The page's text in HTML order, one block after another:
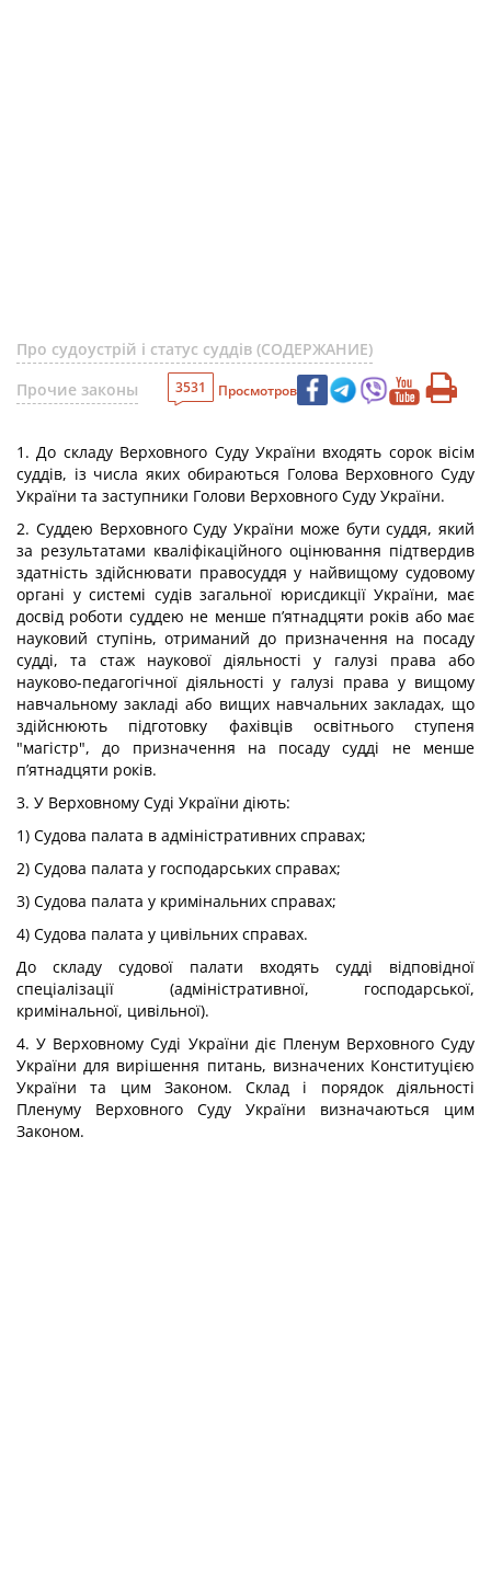
Про судоустрій і статус суддів (СОДЕРЖАНИЕ)
Прочие законы
3531 Просмотров
1. До складу Верховного Суду України входять сорок вісім
суддів, із числа яких обираються Голова Верховного Суду
України та заступники Голови Верховного Суду України.
2. Суддею Верховного Суду України може бути суддя, який
за результатами кваліфікаційного оцінювання підтвердив
здатність здійснювати правосуддя у найвищому судовому
органі у системі судів загальної юрисдикції України, має
досвід роботи суддею не менше п’ятнадцяти років або має
науковий ступінь, отриманий до призначення на посаду
судді, та стаж наукової діяльності у галузі права або
науково-педагогічної діяльності у галузі права у вищому
навчальному закладі або вищих навчальних закладах, що
здійснюють підготовку фахівців освітнього ступеня
"магістр", до призначення на посаду судді не менше
п’ятнадцяти років.
3. У Верховному Суді України діють:
1) Судова палата в адміністративних справах;
2) Судова палата у господарських справах;
3) Судова палата у кримінальних справах;
4) Судова палата у цивільних справах.
До складу судової палати входять судді відповідної
спеціалізації (адміністративної, господарської,
кримінальної, цивільної).
4. У Верховному Суді України діє Пленум Верховного Суду
України для вирішення питань, визначених Конституцією
України та цим Законом. Склад і порядок діяльності
Пленуму Верховного Суду України визначаються цим
Законом.